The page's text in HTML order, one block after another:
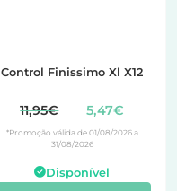
Control Finissimo Xl X12
11,95€ 5,47€
*Promoção válida de 01/08/2026 a
31/08/2026
Disponível